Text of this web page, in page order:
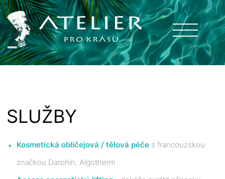
SLUŽBY
Kosmetická obličejová / tělová péče s francouzskou
značkou Darphin, Algotherm